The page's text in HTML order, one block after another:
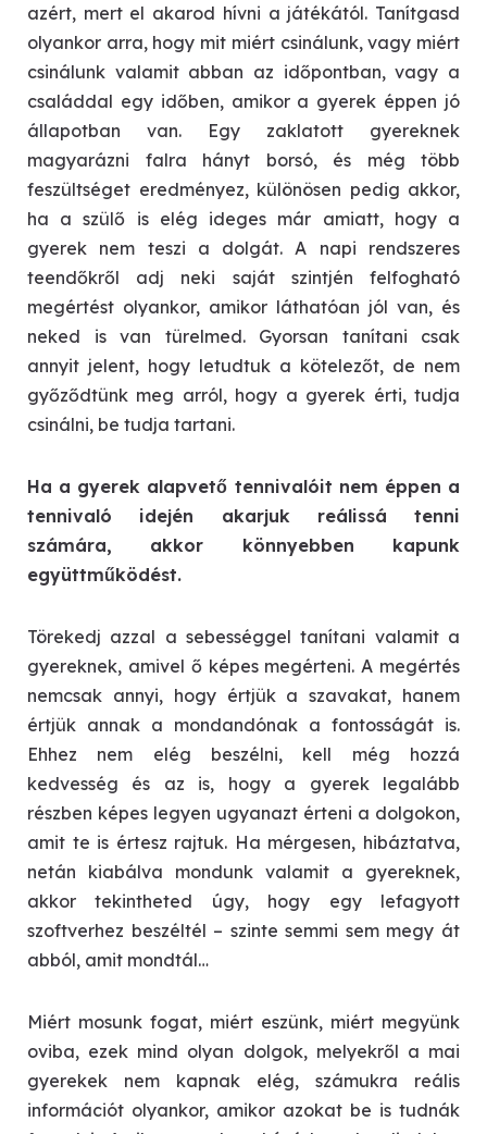
azért, mert el akarod hívni a játékától. Tanítgasd
olyankor arra, hogy mit miért csinálunk, vagy miért
csinálunk valamit abban az időpontban, vagy a
családdal egy időben, amikor a gyerek éppen jó
állapotban van. Egy zaklatott gyereknek
magyarázni falra hányt borsó, és még több
feszültséget eredményez, különösen pedig akkor,
ha a szülő is elég ideges már amiatt, hogy a
gyerek nem teszi a dolgát. A napi rendszeres
teendőkről adj neki saját szintjén felfogható
megértést olyankor, amikor láthatóan jól van, és
neked is van türelmed. Gyorsan tanítani csak
annyit jelent, hogy letudtuk a kötelezőt, de nem
győződtünk meg arról, hogy a gyerek érti, tudja
csinálni, be tudja tartani.
Ha a gyerek alapvető tennivalóit nem éppen a
tennivaló idején akarjuk reálissá tenni
számára, akkor könnyebben kapunk
együttműködést.
Törekedj azzal a sebességgel tanítani valamit a
gyereknek, amivel ő képes megérteni. A megértés
nemcsak annyi, hogy értjük a szavakat, hanem
értjük annak a mondandónak a fontosságát is.
Ehhez nem elég beszélni, kell még hozzá
kedvesség és az is, hogy a gyerek legalább
részben képes legyen ugyanazt érteni a dolgokon,
amit te is értesz rajtuk. Ha mérgesen, hibáztatva,
netán kiabálva mondunk valamit a gyereknek,
akkor tekintheted úgy, hogy egy lefagyott
szoftverhez beszéltél – szinte semmi sem megy át
abból, amit mondtál…
Miért mosunk fogat, miért eszünk, miért megyünk
oviba, ezek mind olyan dolgok, melyekről a mai
gyerekek nem kapnak elég, számukra reális
információt olyankor, amikor azokat be is tudnák